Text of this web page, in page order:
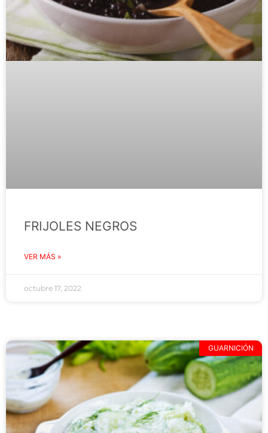
FRIJOLES NEGROS
VER MÁS »
octubre 17, 2022
GUARNICIÓN